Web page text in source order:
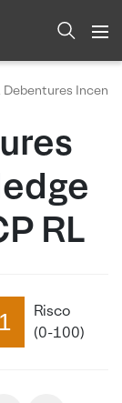
RL
Risco
(0-100)